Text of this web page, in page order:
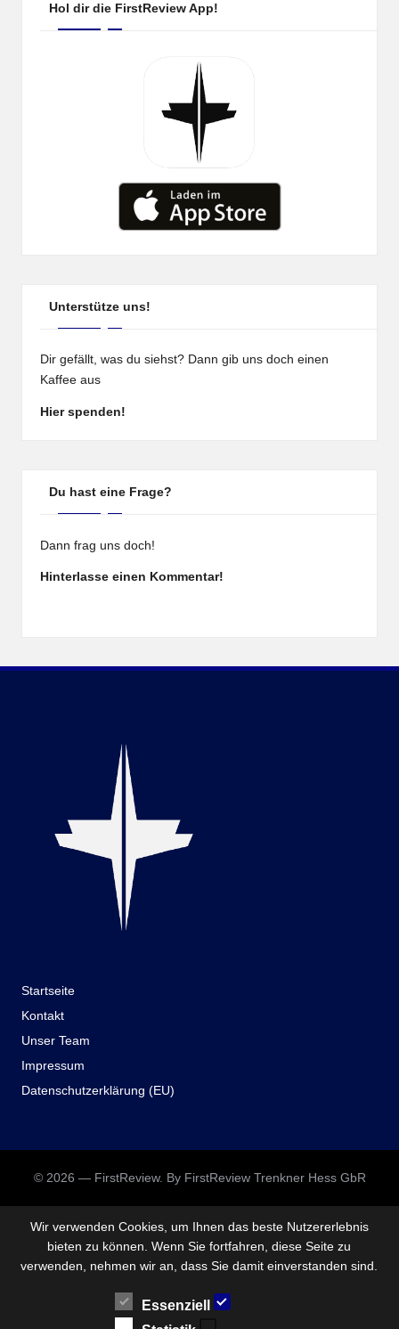
Hol dir die FirstReview App!
Unterstütze uns!
Dir gefällt, was du siehst? Dann gib uns doch einen
Kaffee aus
Hier spenden!
Du hast eine Frage?
Dann frag uns doch!
Hinterlasse einen Kommentar!
Startseite
Kontakt
Unser Team
Impressum
Datenschutzerklärung (EU)
© 2026 — FirstReview. By FirstReview Trenkner Hess GbR
Wir verwenden Cookies, um Ihnen das beste Nutzererlebnis
bieten zu können. Wenn Sie fortfahren, diese Seite zu
verwenden, nehmen wir an, dass Sie damit einverstanden sind.
Essenziell